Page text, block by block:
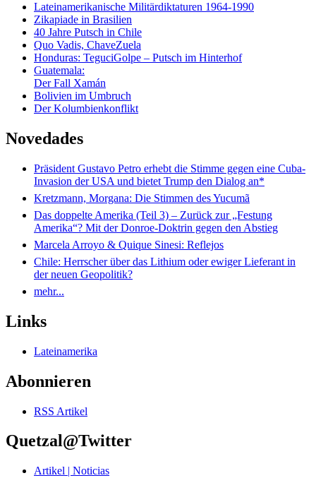
Lateinamerikanische Militärdiktaturen 1964-1990
Zikapiade in Brasilien
40 Jahre Putsch in Chile
Quo Vadis, ChaveZuela
Honduras: TeguciGolpe – Putsch im Hinterhof
Guatemala:
Der Fall Xamán
Bolivien im Umbruch
Der Kolumbienkonflikt
Novedades
Präsident Gustavo Petro erhebt die Stimme gegen eine Cuba-
Invasion der USA und bietet Trump den Dialog an*
Kretzmann, Morgana: Die Stimmen des Yucumã
Das doppelte Amerika (Teil 3) – Zurück zur „Festung
Amerika“? Mit der Donroe-Doktrin gegen den Abstieg
Marcela Arroyo & Quique Sinesi: Reflejos
Chile: Herrscher über das Lithium oder ewiger Lieferant in
der neuen Geopolitik?
mehr...
Links
Lateinamerika
Abonnieren
RSS Artikel
Quetzal@Twitter
Artikel | Noticias